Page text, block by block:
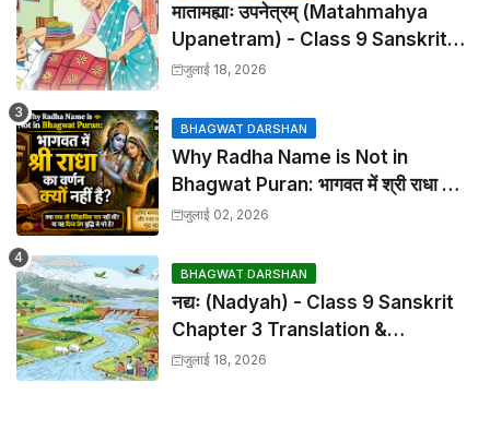
मातामह्याः उपनेत्रम् (Matahmahya
Upanetram) - Class 9 Sanskrit
Chapter 2 Translation &
जुलाई 18, 2026
BHAGWAT DARSHAN
Why Radha Name is Not in
Bhagwat Puran: भागवत में श्री राधा का
वर्णन क्यों नहीं है?
जुलाई 02, 2026
BHAGWAT DARSHAN
नद्यः (Nadyah) - Class 9 Sanskrit
Chapter 3 Translation &
Solutions
जुलाई 18, 2026